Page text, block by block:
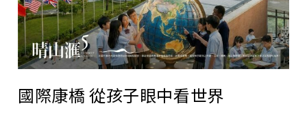
國際康橋 從孩子眼中看世界